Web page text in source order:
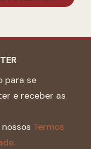
para se
e receber as
Termos